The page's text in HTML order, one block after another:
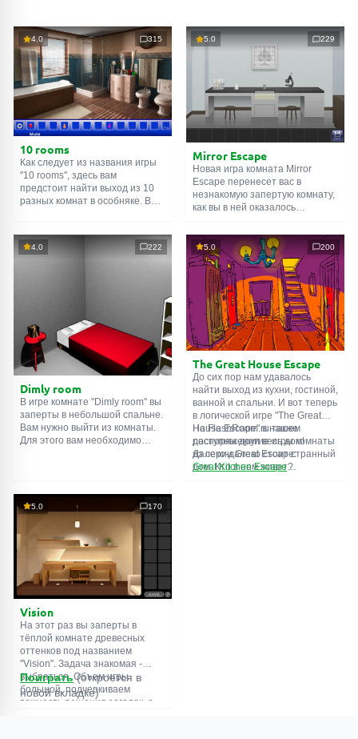
4.0 315
10 rooms
Как следует из названия игры
"10 rooms", здесь вам
предстоит найти выход из 10
разных комнат в особняке. В
их, чтобы выйти. Выход из
одной комнаты является
5.0 229
Mirror Escape
Новая игра комната Mirror
Escape перенесет вас в
незнакомую запертую комнату,
как вы в ней оказалось
смекалки попробуйте решить
все, приготовленные авторами
для вас, головоломки и найти
выход на свободу.
Внимательно осмотрите
помещение, возможно вы
сможете найти какие-нибудь
подсказки. Желаем удачи!
4.0 222
Dimly room
В игре комнате "Dimly room" вы
заперты в небольшой спальне.
Вам нужно выйти из комнаты.
Для этого вам необходимо
5.0 200
The Great House Escape
До сих пор нам удавалось
найти выход из кухни, гостиной,
ванной и спальни. И вот теперь
в логической игре "The Great
House Escape" в нашем
распоряжении весь дом!
Далеко-далеко стоит странный
дом. Кто в нем живет?
На FlashRoom.ru также
доступны другие игры комнаты
из серии Great Escape:
Great Kitchen Escape
5.0 170
Vision
На этот раз вы заперты в
тёплой комнате древесных
оттенков под названием
"Vision". Задача знакомая -
выбраться. Объем игры
большой, подчеркиваем
важность решения загадок, а
Поиграть(откроется в
новой вкладке)